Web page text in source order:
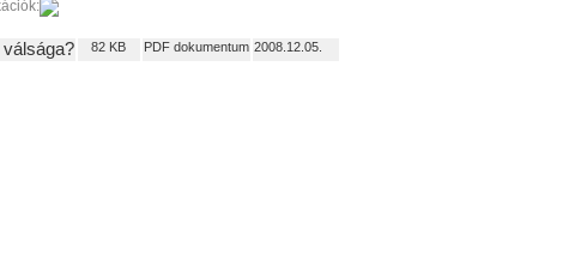
82 KB PDF dokumentum 2008.12.05.